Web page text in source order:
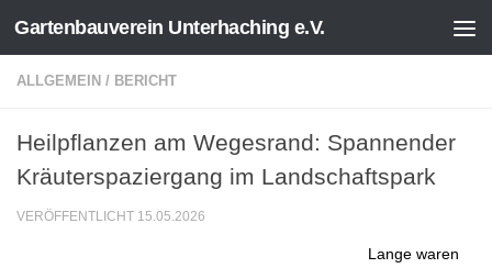
Zum Inhalt springen
Gartenbauverein Unterhaching e.V.
ALLGEMEIN / BERICHT
Heilpflanzen am Wegesrand: Spannender
Kräuterspaziergang im Landschaftspark
VERÖFFENTLICHT 15.05.2026
Lange waren